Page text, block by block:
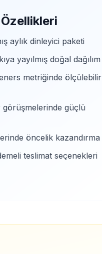
aylık dinleyici paketi
yayılmış doğal dağılım
metriğinde ölçülebilir
güçlü
öncelik kazandırma
teslimat seçenekleri